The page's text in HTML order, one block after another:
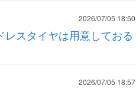
2026/07/05 18:50
スタイヤは用意しておる
2026/07/05 18:57